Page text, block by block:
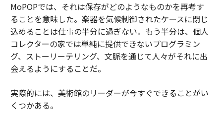
MoPOPでは、それは保存がどのようなものかを再考す
ることを意味した。楽器を気候制御されたケースに閉じ
込めることは仕事の半分に過ぎない。もう半分は、個人
コレクターの家では単純に提供できないプログラミン
グ、ストーリーテリング、文脈を通じて人々がそれに出
会えるようにすることだ。
実際的には、美術館のリーダーが今すぐできることがい
くつかある。